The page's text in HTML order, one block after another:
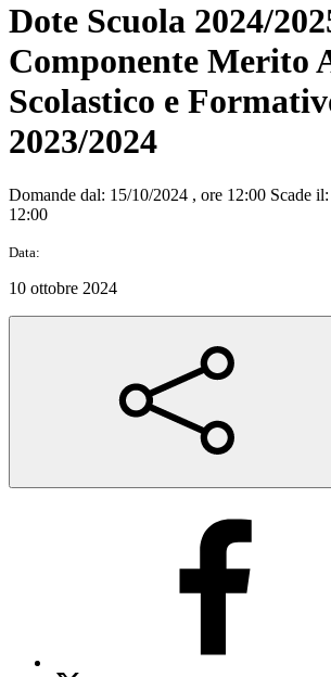
Dote Scuola 2024/
Componente Merito
Scolastico e
2023/2024
Domande dal: 15/10/2024 , ore 12:00 Scade
12:00
Data:
10 ottobre 2024